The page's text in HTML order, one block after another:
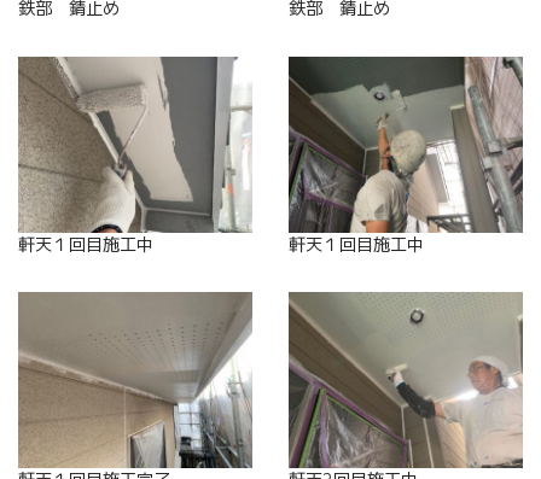
鉄部 錆止め 鉄部 錆止め
軒天１回目施工中 軒天１回目施工中